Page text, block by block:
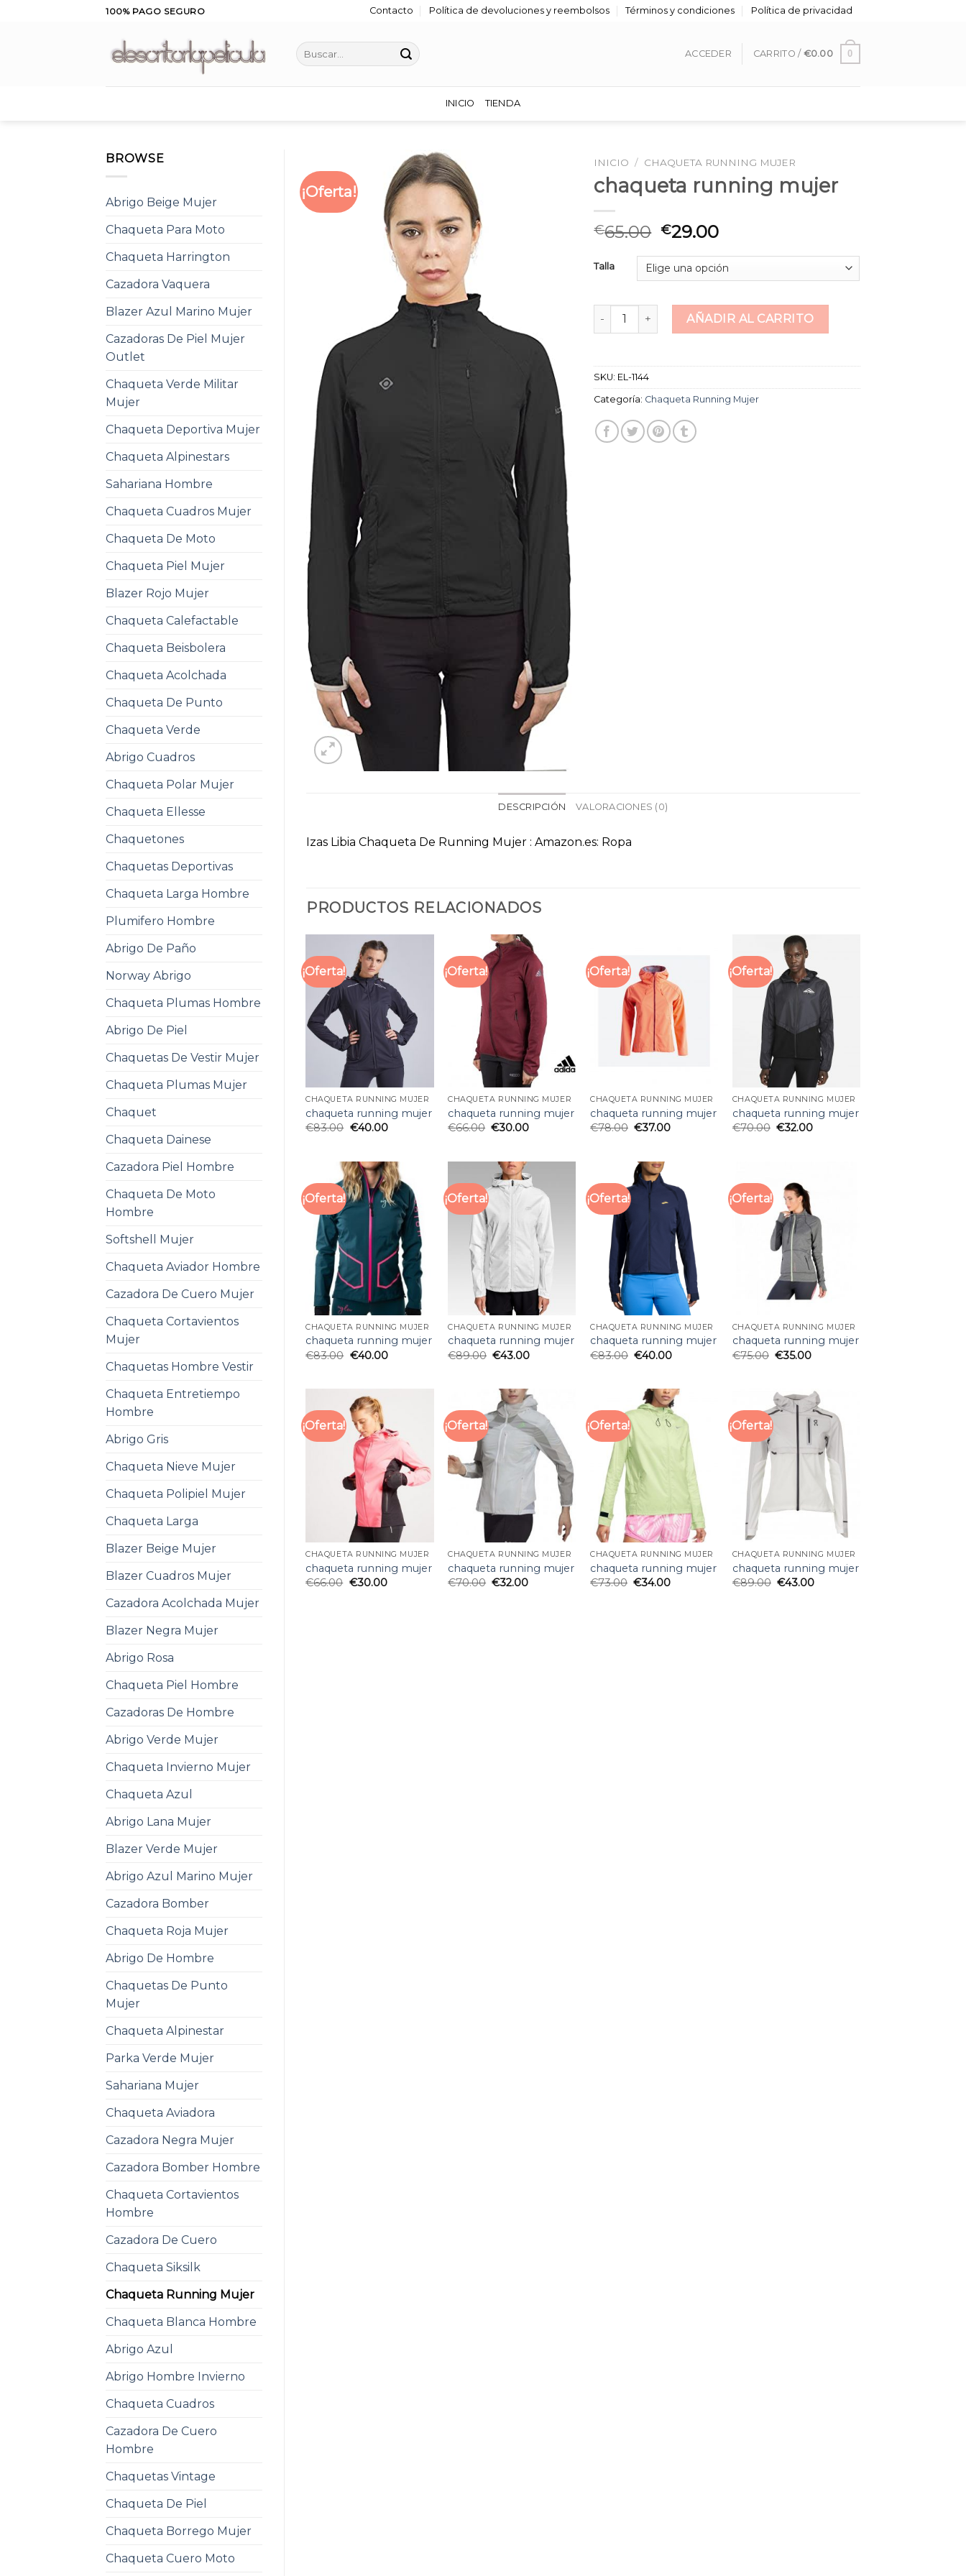
100% PAGO SEGURO Contacto Política de devoluciones y reembolsos Términos y condiciones Política de privacidad
Buscar
por:
ACCEDER CARRITO / €0.00 0
INICIO TIENDA
BROWSE
Abrigo Beige Mujer
Chaqueta Para Moto
Chaqueta Harrington
Cazadora Vaquera
Blazer Azul Marino Mujer
Cazadoras De Piel Mujer
Outlet
Chaqueta Verde Militar
Mujer
Chaqueta Deportiva Mujer
Chaqueta Alpinestars
Sahariana Hombre
Chaqueta Cuadros Mujer
Chaqueta De Moto
Chaqueta Piel Mujer
Blazer Rojo Mujer
Chaqueta Calefactable
Chaqueta Beisbolera
Chaqueta Acolchada
Chaqueta De Punto
Chaqueta Verde
Abrigo Cuadros
Chaqueta Polar Mujer
Chaqueta Ellesse
Chaquetones
Chaquetas Deportivas
Chaqueta Larga Hombre
Plumifero Hombre
Abrigo De Paño
Norway Abrigo
Chaqueta Plumas Hombre
Abrigo De Piel
Chaquetas De Vestir Mujer
Chaqueta Plumas Mujer
Chaquet
Chaqueta Dainese
Cazadora Piel Hombre
Chaqueta De Moto
Hombre
Softshell Mujer
Chaqueta Aviador Hombre
Cazadora De Cuero Mujer
Chaqueta Cortavientos
Mujer
Chaquetas Hombre Vestir
Chaqueta Entretiempo
Hombre
Abrigo Gris
Chaqueta Nieve Mujer
Chaqueta Polipiel Mujer
Chaqueta Larga
Blazer Beige Mujer
Blazer Cuadros Mujer
Cazadora Acolchada Mujer
Blazer Negra Mujer
Abrigo Rosa
Chaqueta Piel Hombre
Cazadoras De Hombre
Abrigo Verde Mujer
Chaqueta Invierno Mujer
Chaqueta Azul
Abrigo Lana Mujer
Blazer Verde Mujer
Abrigo Azul Marino Mujer
Cazadora Bomber
Chaqueta Roja Mujer
Abrigo De Hombre
Chaquetas De Punto
Mujer
Chaqueta Alpinestar
Parka Verde Mujer
Sahariana Mujer
Chaqueta Aviadora
Cazadora Negra Mujer
Cazadora Bomber Hombre
Chaqueta Cortavientos
Hombre
Cazadora De Cuero
Chaqueta Siksilk
Chaqueta Running Mujer
Chaqueta Blanca Hombre
Abrigo Azul
Abrigo Hombre Invierno
Chaqueta Cuadros
Cazadora De Cuero
Hombre
Chaquetas Vintage
Chaqueta De Piel
Chaqueta Borrego Mujer
Chaqueta Cuero Moto
¡Oferta!
INICIO / CHAQUETA RUNNING MUJER
chaqueta running mujer
€65.00 €29.00
Talla
chaqueta running mujer cantidad
AÑADIR AL CARRITO
SKU: EL-1144
Categoría: Chaqueta Running Mujer
DESCRIPCIÓN VALORACIONES (0)
Izas Libia Chaqueta De Running Mujer : Amazon.es: Ropa
PRODUCTOS RELACIONADOS
¡Oferta!
CHAQUETA RUNNING MUJER
chaqueta running mujer
€83.00 €40.00
¡Oferta!
CHAQUETA RUNNING MUJER
chaqueta running mujer
€66.00 €30.00
¡Oferta!
CHAQUETA RUNNING MUJER
chaqueta running mujer
€78.00 €37.00
¡Oferta!
CHAQUETA RUNNING MUJER
chaqueta running mujer
€70.00 €32.00
¡Oferta!
CHAQUETA RUNNING MUJER
chaqueta running mujer
€83.00 €40.00
¡Oferta!
CHAQUETA RUNNING MUJER
chaqueta running mujer
€89.00 €43.00
¡Oferta!
CHAQUETA RUNNING MUJER
chaqueta running mujer
€83.00 €40.00
¡Oferta!
CHAQUETA RUNNING MUJER
chaqueta running mujer
€75.00 €35.00
¡Oferta!
CHAQUETA RUNNING MUJER
chaqueta running mujer
€66.00 €30.00
¡Oferta!
CHAQUETA RUNNING MUJER
chaqueta running mujer
€70.00 €32.00
¡Oferta!
CHAQUETA RUNNING MUJER
chaqueta running mujer
€73.00 €34.00
¡Oferta!
CHAQUETA RUNNING MUJER
chaqueta running mujer
€89.00 €43.00